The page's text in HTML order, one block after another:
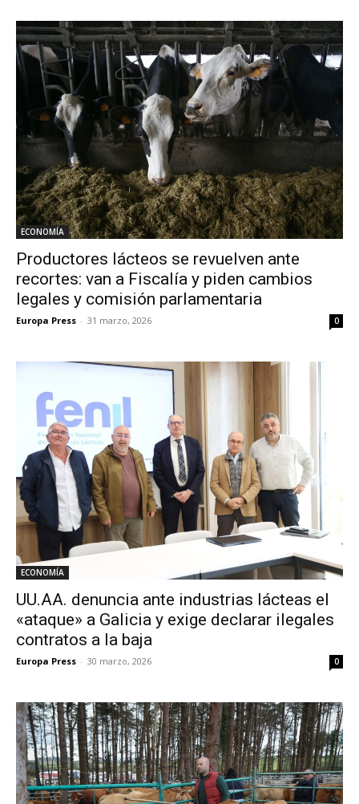
ECONOMÍA
Productores lácteos se revuelven ante
recortes: van a Fiscalía y piden cambios
legales y comisión parlamentaria
Europa Press - 31 marzo, 2026 0
ECONOMÍA
UU.AA. denuncia ante industrias lácteas el
«ataque» a Galicia y exige declarar ilegales
contratos a la baja
Europa Press - 30 marzo, 2026 0